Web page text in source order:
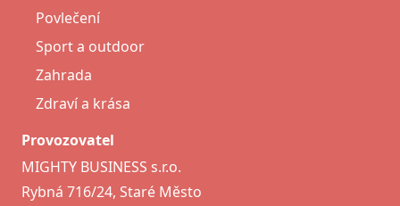
Povlečení
Sport a outdoor
Zahrada
Zdraví a krása
Provozovatel
MIGHTY BUSINESS s.r.o.
Rybná 716/24, Staré Město